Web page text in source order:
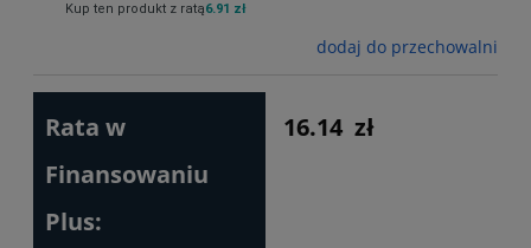
Kup ten produkt z ratą6.91 zł
dodaj do przechowalni
Rata w
Finansowaniu
Plus:
16.14 zł